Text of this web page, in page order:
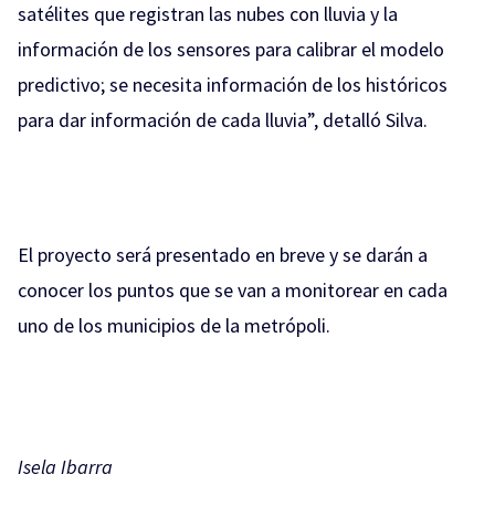
satélites que registran las nubes con lluvia y la
información de los sensores para calibrar el modelo
predictivo; se necesita información de los históricos
para dar información de cada lluvia”, detalló Silva.
El proyecto será presentado en breve y se darán a
conocer los puntos que se van a monitorear en cada
uno de los municipios de la metrópoli.
Isela Ibarra